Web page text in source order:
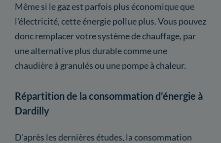
Même si le gaz est parfois plus économique que
l'électricité, cette énergie pollue plus. Vous pouvez
donc remplacer votre système de chauffage, par
une alternative plus durable comme une
chaudière à granulés ou une pompe à chaleur.
Répartition de la consommation d'énergie à
Dardilly
D'après les dernières études, la consommation